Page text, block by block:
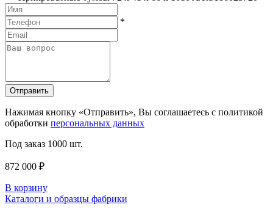
*
Отправить
Нажимая кнопку «Отправить», Вы соглашаетесь с политикой
обработки персональных данных
Под заказ 1000 шт.
872 000 ₽
В корзину
Каталоги и образцы фабрики